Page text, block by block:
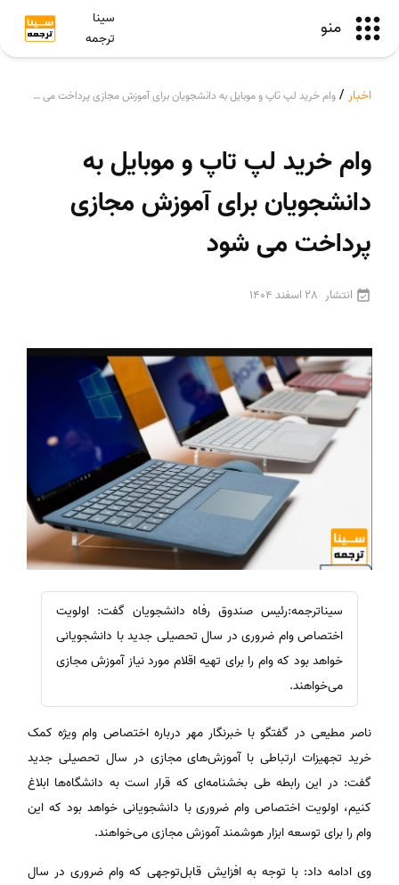
منو
سینا
ترجمه
اخبار / وام خرید لپ تاپ و موبایل به دانشجویان برای آموزش مجازی پرداخت می شود
وام خرید لپ تاپ و موبایل به
دانشجویان برای آموزش مجازی
پرداخت می شود
انتشار 28 اسفند 1404
سیناترجمه:رئیس صندوق رفاه دانشجویان گفت: اولویت
اختصاص وام ضروری در سال تحصیلی جدید با دانشجویانی
خواهد بود که وام را برای تهیه اقلام مورد نیاز آموزش مجازی
می‌خواهند.
ناصر مطیعی در گفتگو با خبرنگار مهر درباره اختصاص وام ویژه کمک
خرید تجهیزات ارتباطی با آموزش‌های مجازی در سال تحصیلی جدید
گفت: در این رابطه طی بخشنامه‌ای که قرار است به دانشگاه‌ها ابلاغ
کنیم، اولویت اختصاص وام ضروری با دانشجویانی خواهد بود که این
وام را برای توسعه ابزار هوشمند آموزش مجازی می‌خواهند.
وی ادامه داد: با توجه به افزایش قابل‌توجهی که وام ضروری در سال